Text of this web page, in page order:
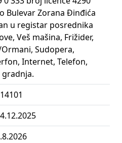
Bulevar Zorana Đinđića
u registar posrednika
Veš mašina, Frižider,
Sudopera,
Internet, Telefon,
gradnja.